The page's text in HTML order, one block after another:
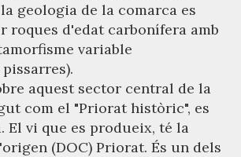
geologia de la comarca es
roques d'edat carbonífera amb
variable
aquest sector central de la
com el "Priorat històric", es
El vi que es produeix, té la
(DOC) Priorat. És un dels
i l'anàlisi del comportament
lloc web. La informació recollida
tipus de cookies s'utilitza en el
del web per a l'elaboració de
dels usuaris per introduir millores en
de les dades d'ús que fan els usuaris del
desar la informació de preferència de
la qualitat dels nostres serveis i oferir
a través de productes recomanats.